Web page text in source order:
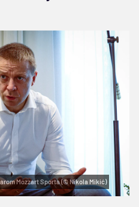
Mozzart Sporta (© Nikola Mikić)